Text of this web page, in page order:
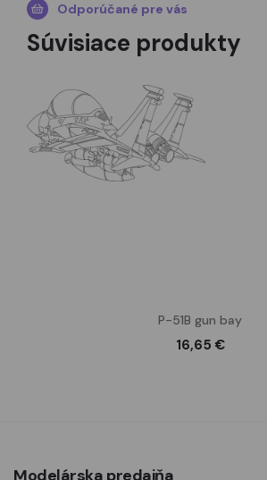
Odporúčané pre vás
Súvisiace produkty
P-51B gun bay
16,65 €
Modelárska predajňa